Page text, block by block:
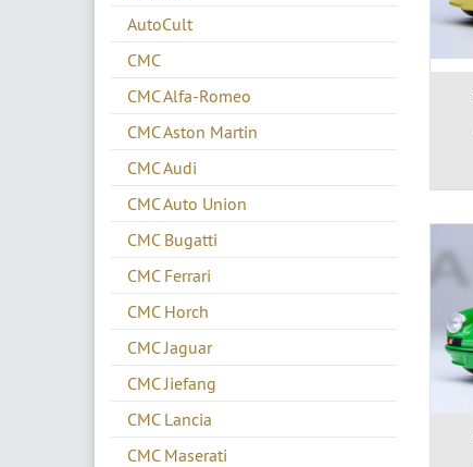
AutoCult
CMC
CMC Alfa-Romeo
CMC Aston Martin
CMC Audi
CMC Auto Union
CMC Bugatti
CMC Ferrari
CMC Horch
CMC Jaguar
CMC Jiefang
CMC Lancia
CMC Maserati